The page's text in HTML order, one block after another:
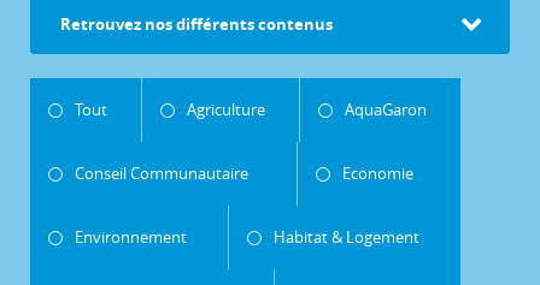
Retrouvez nos différents contenus
Tout Agriculture AquaGaron
Conseil Communautaire Economie
Environnement Habitat & Logement